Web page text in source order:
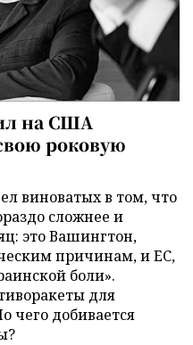
на США
роковую
виноватых в том, что
сложнее и
это Вашингтон,
причинам, и ЕС,
боли».
для
чего добивается